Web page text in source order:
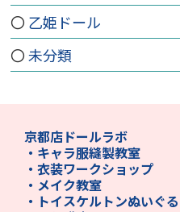
乙姫ドール
未分類
京都店ドールラボ
・キャラ服縫製教室
・衣装ワークショップ
・メイク教室
・トイスケルトンぬいぐる